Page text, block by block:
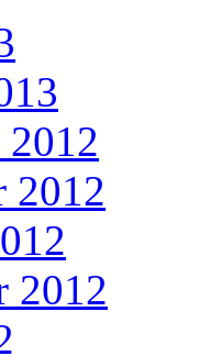
2012
2012
2012